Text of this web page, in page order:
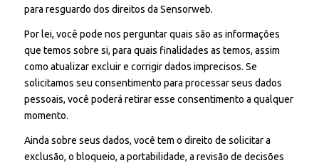
para resguardo dos direitos da Sensorweb.
Por lei, você pode nos perguntar quais são as informações
que temos sobre si, para quais finalidades as temos, assim
como atualizar excluir e corrigir dados imprecisos. Se
solicitamos seu consentimento para processar seus dados
pessoais, você poderá retirar esse consentimento a qualquer
momento.
Ainda sobre seus dados, você tem o direito de solicitar a
exclusão, o bloqueio, a portabilidade, a revisão de decisões